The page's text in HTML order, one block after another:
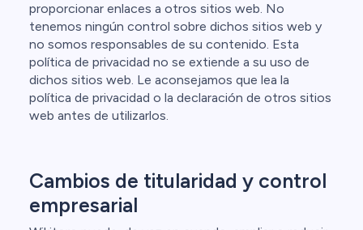
proporcionar enlaces a otros sitios web. No
tenemos ningún control sobre dichos sitios web y
no somos responsables de su contenido. Esta
política de privacidad no se extiende a su uso de
dichos sitios web. Le aconsejamos que lea la
política de privacidad o la declaración de otros sitios
web antes de utilizarlos.
Cambios de titularidad y control
empresarial